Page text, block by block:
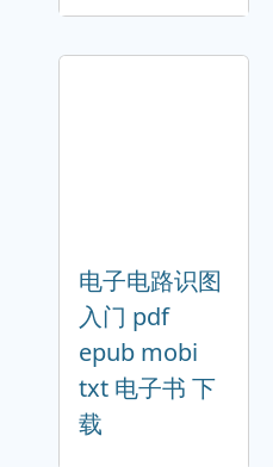
电子电路识图
入门 pdf
epub mobi
txt 电子书 下
载